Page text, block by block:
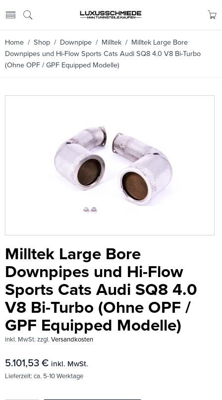
Home / Shop / Downpipe / Milltek / Milltek Large Bore
Downpipes und Hi-Flow Sports Cats Audi SQ8 4.0 V8 Bi-Turbo
(Ohne OPF / GPF Equipped Modelle)
Milltek Large Bore
Downpipes und Hi-Flow
Sports Cats Audi SQ8 4.0
V8 Bi-Turbo (Ohne OPF /
GPF Equipped Modelle)
inkl. MwSt. zzgl. Versandkosten
5.101,53 € inkl. MwSt.
Lieferzeit: ca. 5-10 Werktage